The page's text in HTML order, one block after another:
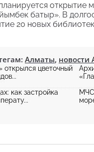
открытие
батыр». В
20 новых
Алматы, новости
открылся цветочный
как застройка
МЧС